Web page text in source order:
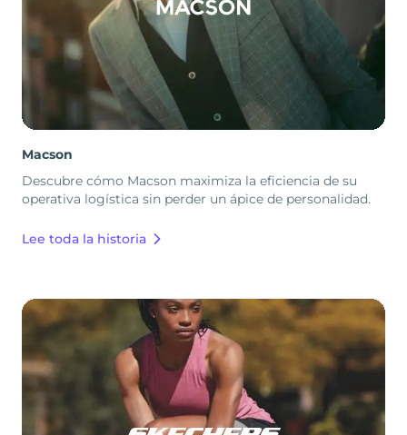
Macson
Descubre cómo Macson maximiza la eficiencia de su
operativa logística sin perder un ápice de personalidad.
Lee toda la historia